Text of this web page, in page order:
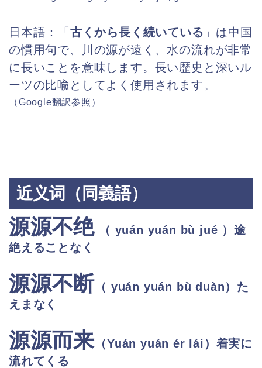
日本語： 「 古くから長く続いている 」は中国
の慣用句で、川の源が遠く、水の流れが非常
に長いことを意味します。長い歴史と深いル
ーツの比喩としてよく使用されます。
（Google翻訳参照）
近义词（同義語）
源源不绝 （ yuán yuán bù jué ）途
絶えることなく
源源不断 （ yuán yuán bù duàn）た
えまなく
源源而来 （Yuán yuán ér lái ） 着実に
流れてくる